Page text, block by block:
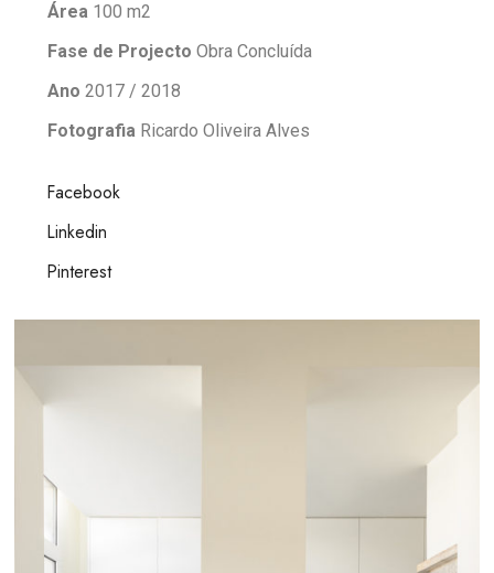
Área 100 m2
Fase de ProjectoObra Concluída
Ano2017 / 2018
Fotografia Ricardo Oliveira Alves
Facebook
Linkedin
Pinterest